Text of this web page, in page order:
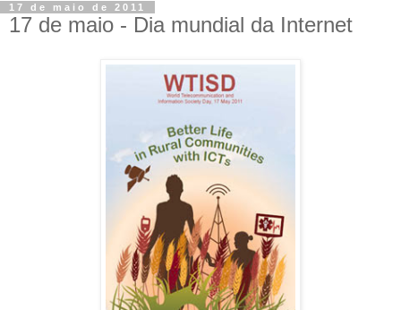
17 de maio de 2011
17 de maio - Dia mundial da Internet